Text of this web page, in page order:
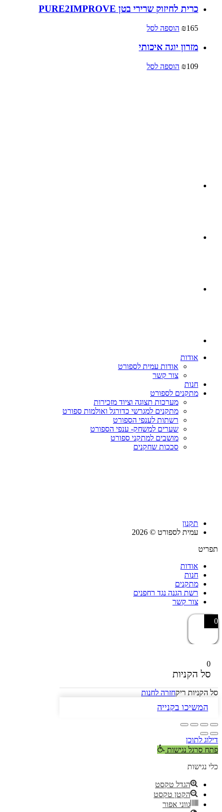
כרית לחיזוק שרירי בטן PURE2IMPROVE
₪165 הוספה לסל
מזרון יוגה איכותי
₪109 הוספה לסל
אודות
אודות עמית לספורט
צור קשר
חנות
מתקנים לספורט
מערכות תצוגה וציוד מזכירות
מתקנים למגרשי כדורגל ואולמות ספורט
רשתות לענפי הספורט
שערים למשחק- ענפי הספורט
מושבים למתקני ספורט
סככות שחקנים
תקנון
עמית לספורט © 2026
תפריט
אודות
חנות
מתקנים
רשת הגנה נגד רחפנים
צור קשר
0
0
סל הקניות
סל הקניות ריקחזרה לחנות
המשיכו בקנייה
דילוג לתוכן
פתח סרגל נגישות
כלי נגישות
הגדל טקסט
הקטן טקסט
גווני אפור